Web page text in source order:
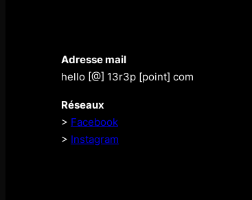
Adresse mail
hello [@] 13r3p [point] com
Réseaux
> Facebook
> Instagram